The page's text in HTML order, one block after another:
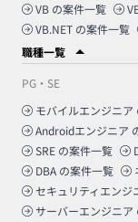
VB の案件一覧
VB.NET の案件一覧
職種一覧
PG・SE
モバイルエンジニア
Androidエンジニア
SRE の案件一覧
DBA の案件一覧
セキュリティエンジ
サーバーエンジニア